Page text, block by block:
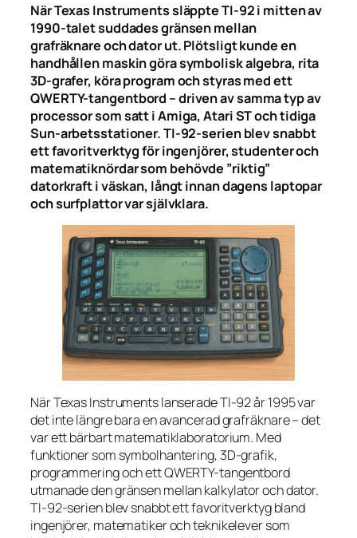
När Texas Instruments släppte TI-92 i mitten av
1990-talet suddades gränsen mellan
grafräknare och dator ut. Plötsligt kunde en
handhållen maskin göra symbolisk algebra, rita
3D-grafer, köra program och styras med ett
QWERTY-tangentbord – driven av samma typ av
processor som satt i Amiga, Atari ST och tidiga
Sun-arbetsstationer. TI-92-serien blev snabbt
ett favoritverktyg för ingenjörer, studenter och
matematiknördar som behövde ”riktig”
datorkraft i väskan, långt innan dagens laptopar
och surfplattor var självklara.
När Texas Instruments lanserade TI-92 år 1995 var
det inte längre bara en avancerad grafräknare – det
var ett bärbart matematiklaboratorium. Med
funktioner som symbolhantering, 3D-grafik,
programmering och ett QWERTY-tangentbord
utmanade den gränsen mellan kalkylator och dator.
TI-92-serien blev snabbt ett favoritverktyg bland
ingenjörer, matematiker och teknikelever som